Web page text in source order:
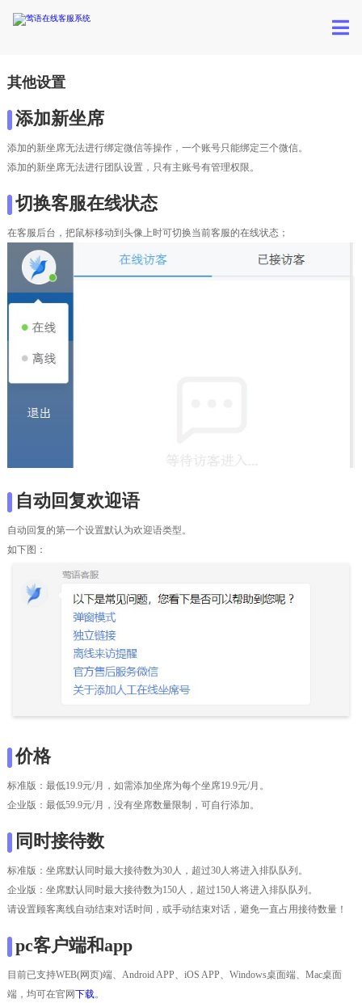
其他设置
添加新坐席
添加的新坐席无法进行绑定微信等操作，一个账号只能绑定三个微信。
添加的新坐席无法进行团队设置，只有主账号有管理权限。
切换客服在线状态
在客服后台，把鼠标移动到头像上时可切换当前客服的在线状态；
自动回复欢迎语
自动回复的第一个设置默认为欢迎语类型。
如下图：
价格
标准版：最低19.9元/月，如需添加坐席为每个坐席19.9元/月。
企业版：最低59.9元/月，没有坐席数量限制，可自行添加。
同时接待数
标准版：坐席默认同时最大接待数为30人，超过30人将进入排队队列。
企业版：坐席默认同时最大接待数为150人，超过150人将进入排队队列。
请设置顾客离线自动结束对话时间，或手动结束对话，避免一直占用接待数量！
pc客户端和app
目前已支持WEB(网页)端、Android APP、iOS APP、Windows桌面端、Mac桌面
端，均可在官网下载。